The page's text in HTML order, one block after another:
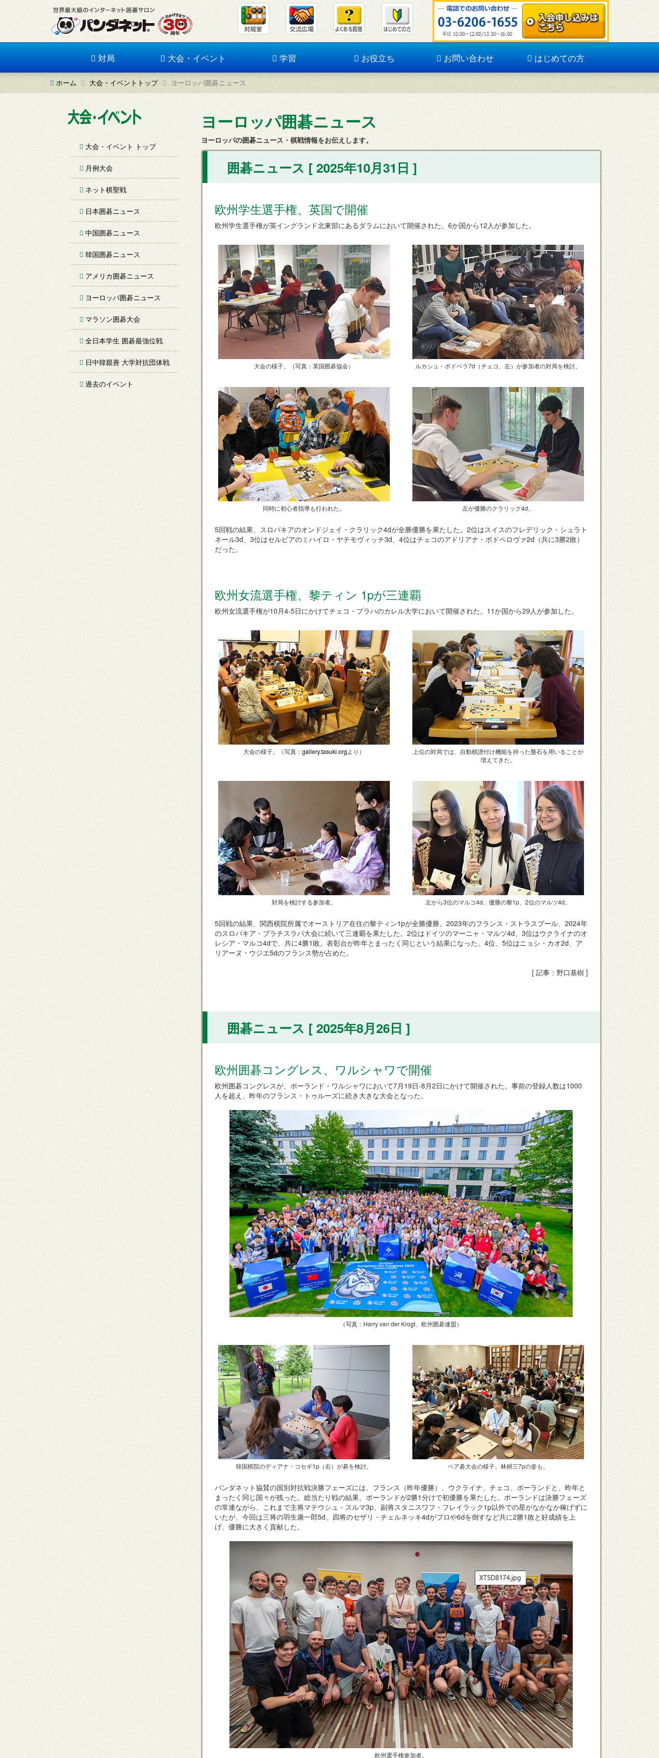
対局 大会・イベント 学習 お役立ち お問い合わせ はじめての方
ホーム 大会・イベントトップ ヨーロッパ囲碁ニュース
大会・イベント トップ
月例大会
ネット棋聖戦
日本囲碁ニュース
中国囲碁ニュース
韓国囲碁ニュース
アメリカ囲碁ニュース
ヨーロッパ囲碁ニュース
マラソン囲碁大会
全日本学生 囲碁最強位戦
日中韓親善 大学対抗団体戦
過去のイベント
ヨーロッパ囲碁ニュース
ヨーロッパの囲碁ニュース・棋戦情報をお伝えします。
囲碁ニュース [ 2025年10月31日 ]
欧州学生選手権、英国で開催
欧州学生選手権が英イングランド北東部にあるダラムにおいて開催された。6か国から12人が参加した。
大会の様子。（写真：英国囲碁協会） ルカシュ・ポドペラ7d（チェコ、左）が参加者の対局を検討。
同時に初心者指導も行われた。 左が優勝のクラリック4d。
5回戦の結果、スロバキアのオンドジェイ・クラリック4dが全勝優勝を果たした。2位はスイスのフレデリック・シュラト
ネール3d、3位はセルビアのミハイロ・ヤチモヴィッチ3d、4位はチェコのアドリアナ・ポドペロヴァ2d（共に3勝2敗）
だった。
欧州女流選手権、黎ティン 1pが三連覇
欧州女流選手権が10月4-5日にかけてチェコ・プラハのカレル大学において開催された。11か国から29人が参加した。
大会の様子。（写真：gallery.tasuki.orgより）
上位の対局では、自動棋譜付け機能を持った盤石を用いることが
増えてきた。
対局を検討する参加者。 左から3位のマルコ4d、優勝の黎1p、2位のマルツ4d。
5回戦の結果、関西棋院所属でオーストリア在住の黎ティン1pが全勝優勝。2023年のフランス・ストラスブール、2024年
のスロバキア・ブラチスラバ大会に続いて三連覇を果たした。2位はドイツのマーニャ・マルツ4d、3位はウクライナのオ
レシア・マルコ4dで、共に4勝1敗。表彰台が昨年とまったく同じという結果になった。4位、5位はニョシ・カオ2d、ア
リアーヌ・ウジエ5dのフランス勢が占めた。
[ 記事：野口基樹 ]
囲碁ニュース [ 2025年8月26日 ]
欧州囲碁コングレス、ワルシャワで開催
欧州囲碁コングレスが、ポーランド・ワルシャワにおいて7月19日-8月2日にかけて開催された。事前の登録人数は1000
人を超え、昨年のフランス・トゥルーズに続き大きな大会となった。
（写真：Harry van der Krogt、欧州囲碁連盟）
韓国棋院のディアナ・コセギ1p（右）が碁を検討。 ペア碁大会の様子。林耕三7pの姿も。
パンダネット協賛の国別対抗戦決勝フェーズには、フランス（昨年優勝）、ウクライナ、チェコ、ポーランドと、昨年と
まったく同じ国々が残った。総当たり戦の結果、ポーランドが2勝1分けで初優勝を果たした。ポーランドは決勝フェーズ
の常連ながら、これまで主将マテウシュ・スルマ3p、副将スタニスワフ・フレイラック1p以外での星がなかなか稼げずに
いたが、今回は三将の羽生康一郎5d、四将のセザリ・チェルネッキ4dがプロや6dを倒すなど共に2勝1敗と好成績を上
げ、優勝に大きく貢献した。
欧州選手権参加者。